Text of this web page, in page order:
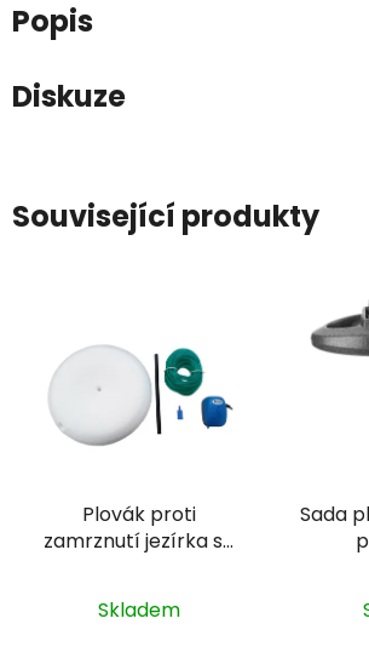
Popis
Diskuze
Související produkty
Plovák proti
zamrznutí jezírka se
Skladem
Sada